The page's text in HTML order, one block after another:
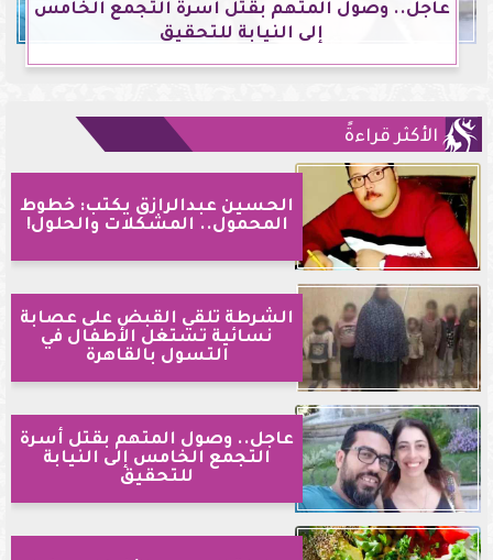
عاجل.. وصول المتهم بقتل أسرة التجمع الخامس
إلى النيابة للتحقيق
الأكثر قراءةً
الحسين عبدالرازق يكتب: خطوط
المحمول.. المشكلات والحلول!
الشرطة تلقي القبض على عصابة
نسائية تستغل الأطفال في
التسول بالقاهرة
عاجل.. وصول المتهم بقتل أسرة
التجمع الخامس إلى النيابة
للتحقيق